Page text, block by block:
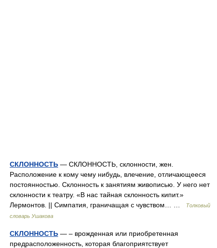
СКЛОННОСТЬ — СКЛОННОСТЬ, склонности, жен.
Расположение к кому чему нибудь, влечение, отличающееся
постоянностью. Склонность к занятиям живописью. У него нет
склонности к театру. «В нас тайная склонность кипит.»
Лермонтов. || Симпатия, граничащая с чувством… …
Толковый
словарь Ушакова
СКЛОННОСТЬ — – врожденная или приобретенная
предрасположенность, которая благоприятствует